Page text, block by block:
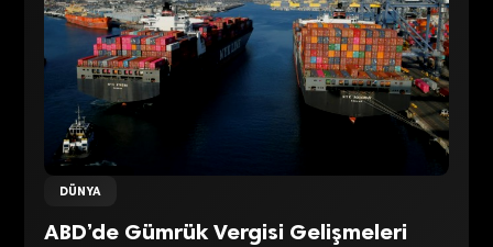
DÜNYA
ABD’de Gümrük Vergisi Gelişmeleri